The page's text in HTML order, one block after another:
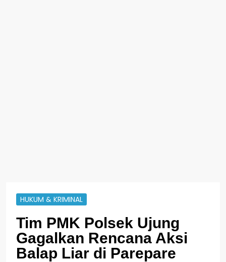
HUKUM & KRIMINAL
Tim PMK Polsek Ujung
Gagalkan Rencana Aksi
Balap Liar di Parepare